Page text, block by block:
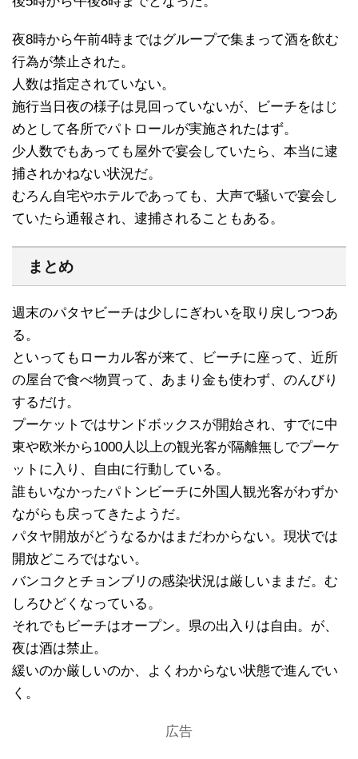
夜8時から午前4時まではグループで集まって酒を飲む
行為が禁止された。
人数は指定されていない。
施行当日夜の様子は見回っていないが、ビーチをはじ
めとして各所でパトロールが実施されたはず。
少人数でもあっても屋外で宴会していたら、本当に逮
捕されかねない状況だ。
むろん自宅やホテルであっても、大声で騒いで宴会し
ていたら通報され、逮捕されることもある。
まとめ
週末のパタヤビーチは少しにぎわいを取り戻しつつあ
る。
といってもローカル客が来て、ビーチに座って、近所
の屋台で食べ物買って、あまり金も使わず、のんびり
するだけ。
プーケットではサンドボックスが開始され、すでに中
東や欧米から1000人以上の観光客が隔離無しでプーケ
ットに入り、自由に行動している。
誰もいなかったパトンビーチに外国人観光客がわずか
ながらも戻ってきたようだ。
パタヤ開放がどうなるかはまだわからない。現状では
開放どころではない。
バンコクとチョンブリの感染状況は厳しいままだ。む
しろひどくなっている。
それでもビーチはオープン。県の出入りは自由。が、
夜は酒は禁止。
緩いのか厳しいのか、よくわからない状態で進んでい
く。
広告